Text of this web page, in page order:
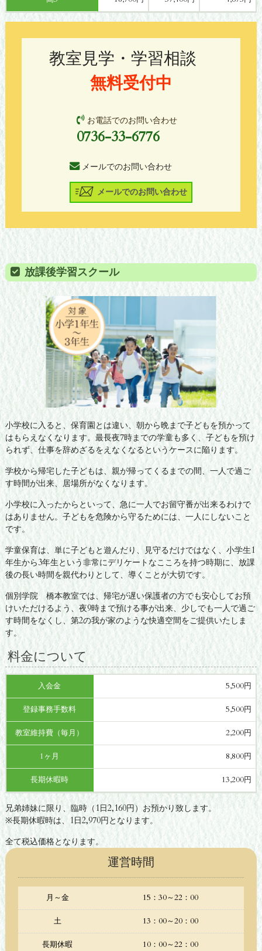
教室見学・学習相談
無料受付中
お電話でのお問い合わせ
0736-33-6776
メールでのお問い合わせ
メールでのお問い合わせ
放課後学習スクール
小学校に入ると、保育園とは違い、朝から晩まで子どもを預かって
はもらえなくなります。最長夜7時までの学童も多く、子どもを預け
られず、仕事を辞めざるをえなくなるというケースに陥ります。
学校から帰宅した子どもは、親が帰ってくるまでの間、一人で過ご
す時間が出来、居場所がなくなります。
小学校に入ったからといって、急に一人でお留守番が出来るわけで
はありません。子どもを危険から守るためには、一人にしないこと
です。
学童保育は、単に子どもと遊んだり、見守るだけではなく、小学生1
年生から3年生という非常にデリケートなこころを持つ時期に、放課
後の長い時間を親代わりとして、導くことが大切です。
個別学院 橋本教室では、帰宅が遅い保護者の方でも安心してお預
けいただけるよう、夜9時まで預ける事が出来、少しでも一人で過ご
す時間をなくし、第2の我が家のような快適空間をご提供いたしま
す。
料金について
入会金 5,500円
登録事務手数料 5,500円
教室維持費（毎月） 2,200円
1ヶ月 8,800円
長期休暇時 13,200円
兄弟姉妹に限り、臨時（1日2,160円）お預かり致します。
※長期休暇時は、1日2,970円となります。
全て税込価格となります。
運営時間
月～金 15：30～22：00
土 13：00～20：00
長期休暇 10：00～22：00